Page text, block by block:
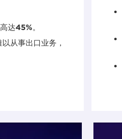
达45%。
从事出口业务，